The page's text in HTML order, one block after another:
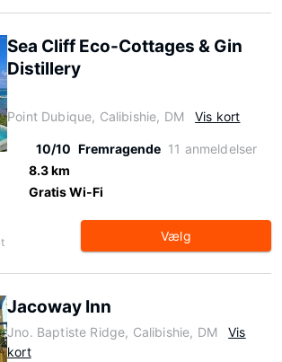
Sea Cliff Eco-Cottages & Gin
Distillery
Point Dubique, Calibishie, DM Vis kort
10/10 Fremragende 11 anmeldelser
8.3 km
Gratis Wi-Fi
Vælg
Jacoway Inn
Jno. Baptiste Ridge, Calibishie, DM
Vis
kort